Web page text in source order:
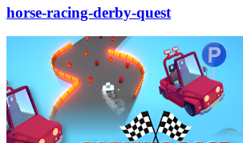
horse-racing-derby-quest